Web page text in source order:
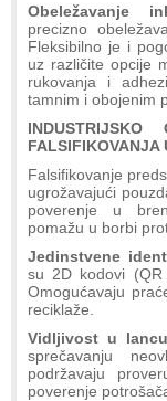
Obeležavanje
precizno
Fleksibilno je i
uz različite opcije
rukovanja i
tamnim i obojenim
FALSIFIKOVANJA
Falsifikovanje
ugrožavajući
poverenje u
pomažu u borbi
Jedinstvene
su 2D kodovi (QR
Omogućavaju
reciklaže.
Vidljivost u
sprečavanju
podržavaju
poverenje